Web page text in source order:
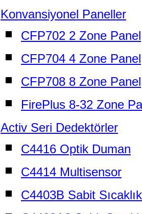
Konvansiyonel Paneller
CFP702 2 Zone Panel
CFP704 4 Zone Panel
CFP708 8 Zone Panel
FirePlus 8-32 Zone
Activ Seri Dedektörler
C4416 Optik Duman
C4414 Multisensor
C4403B Sabit Sıcaklık